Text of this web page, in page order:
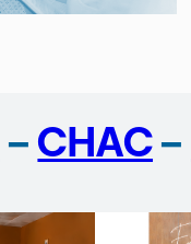
– CHAC–